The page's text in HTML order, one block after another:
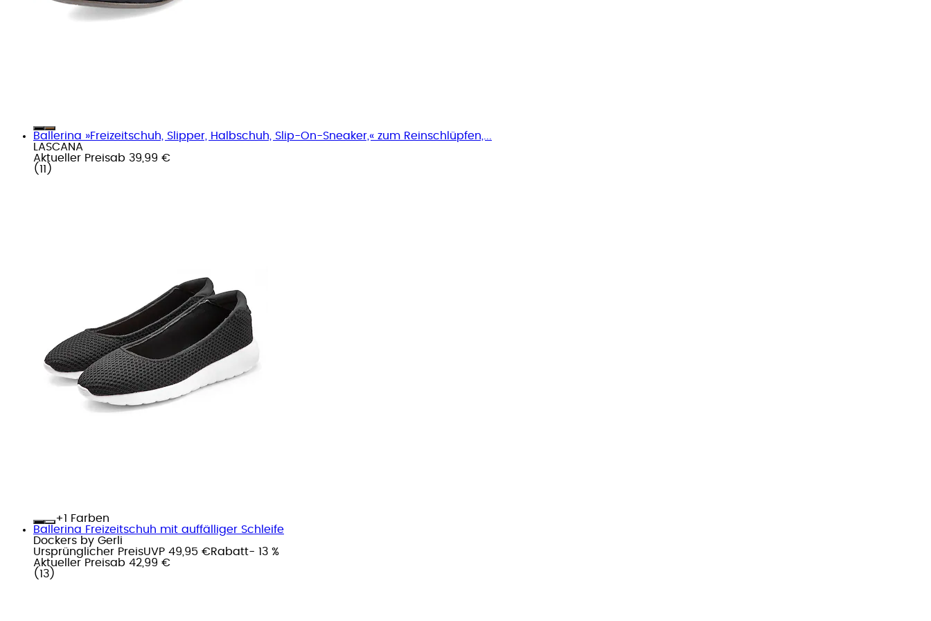
Ballerina »Freizeitschuh, Slipper, Halbschuh, Slip-On-Sneaker,« zum Reinschlüpfen,...
LASCANA
Aktueller Preisab 39,99 €
( 11 )
+
Farben
Ballerina Freizeitschuh mit auffälliger Schleife
Dockers by Gerli
Ursprünglicher PreisUVP 49,95 €Rabatt- 13 %
Aktueller Preisab 42,99 €
( 13 )